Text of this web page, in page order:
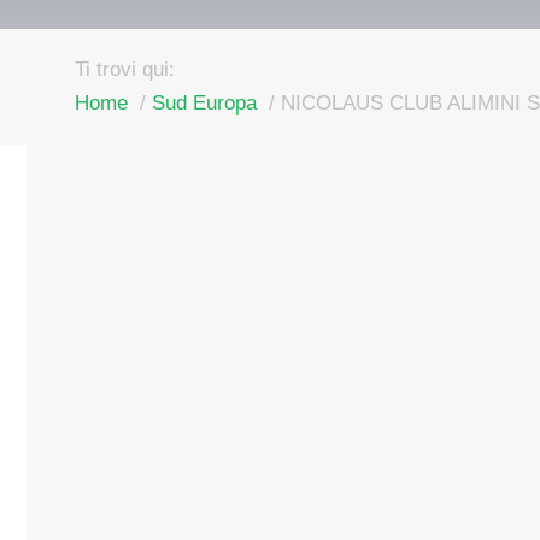
Ti trovi qui:
Home
Sud Europa NICOLAUS CLUB ALIMINI